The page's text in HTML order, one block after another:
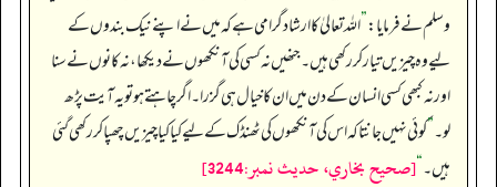
وسلم نے فرمایا:”اللہ تعالیٰ کا ارشادگرامی ہے کہ میں نے اپنے نیک بندوں کے
لیے وہ چیزیں تیار کر رکھی ہیں۔ جنھیں نہ کسی کی آنکھوں نے دیکھا، نہ کانوں نے سنا
اور نہ کبھی کسی انسان کے دن میں ان کا خیال ہی گزرا۔ اگر چاہتے ہو تو یہ آیت پڑھ
لو۔”کوئی نہیں جانتا کہ اس کی آنکھوں کی ٹھنڈک کے لیے کیا کیا چیزیں چھپا کر رکھی گئی
ہیں۔“[صحيح بخاري، حديث نمبر:3244]